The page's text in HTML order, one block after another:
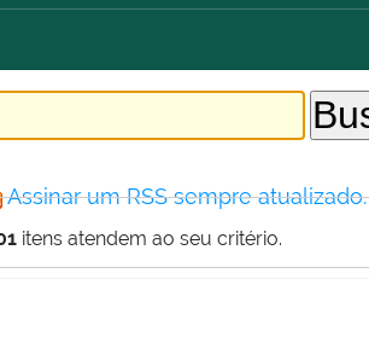
Assinar um RSS sempre atualizado.
itens atendem ao seu critério.